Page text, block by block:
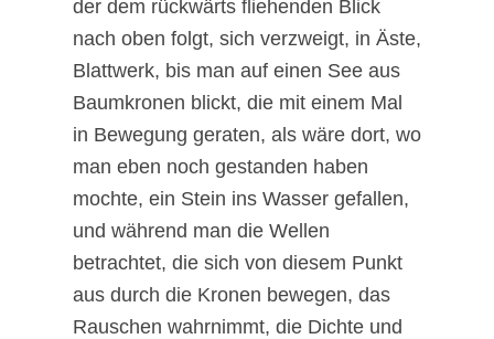
der dem rückwärts fliehenden Blick
nach oben folgt, sich verzweigt, in Äste,
Blattwerk, bis man auf einen See aus
Baumkronen blickt, die mit einem Mal
in Bewegung geraten, als wäre dort, wo
man eben noch gestanden haben
mochte, ein Stein ins Wasser gefallen,
und während man die Wellen
betrachtet, die sich von diesem Punkt
aus durch die Kronen bewegen, das
Rauschen wahrnimmt, die Dichte und